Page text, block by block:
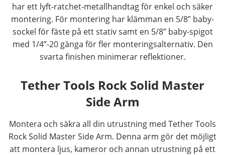
har ett lyft-ratchet-metallhandtag för enkel och säker
montering. För montering har klämman en 5/8” baby-
sockel för fäste på ett stativ samt en 5/8” baby-spigot
med 1/4”-20 gänga för fler monteringsalternativ. Den
svarta finishen minimerar reflektioner.
Tether Tools Rock Solid Master
Side Arm
Montera och säkra all din utrustning med Tether Tools
Rock Solid Master Side Arm. Denna arm gör det möjligt
att montera ljus, kameror och annan utrustning på ett